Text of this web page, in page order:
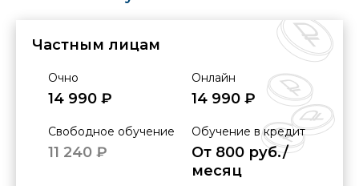
Частным лицам
Очно
14 990 ₽
Онлайн
14 990 ₽
Свободное обучение
11 240 ₽
Обучение в кредит
От 800 руб./
месяц